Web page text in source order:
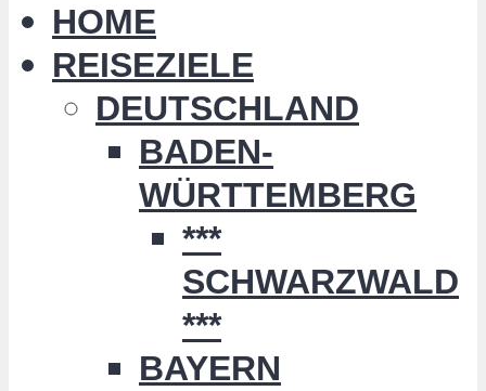
HOME
REISEZIELE
DEUTSCHLAND
BADEN-
WÜRTTEMBERG
***
SCHWARZWALD
***
BAYERN